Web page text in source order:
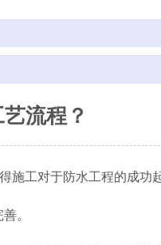
流程？
施工对于防水工程的成功
。